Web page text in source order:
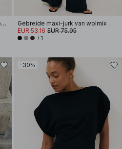
Gekleed Maxi-jurk met Korte Mouwen
Gebreide maxi-jurk van wolmix met vest
EUR 53.16 EUR 75.95
+1
-30%